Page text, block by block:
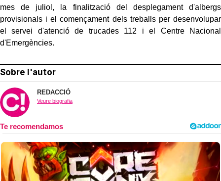
mes de juliol, la finalització del desplegament d'albergs
provisionals i el començament dels treballs per desenvolupar
el servei d'atenció de trucades 112 i el Centre Nacional
d'Emergències.
Sobre l'autor
REDACCIÓ
Veure biografia